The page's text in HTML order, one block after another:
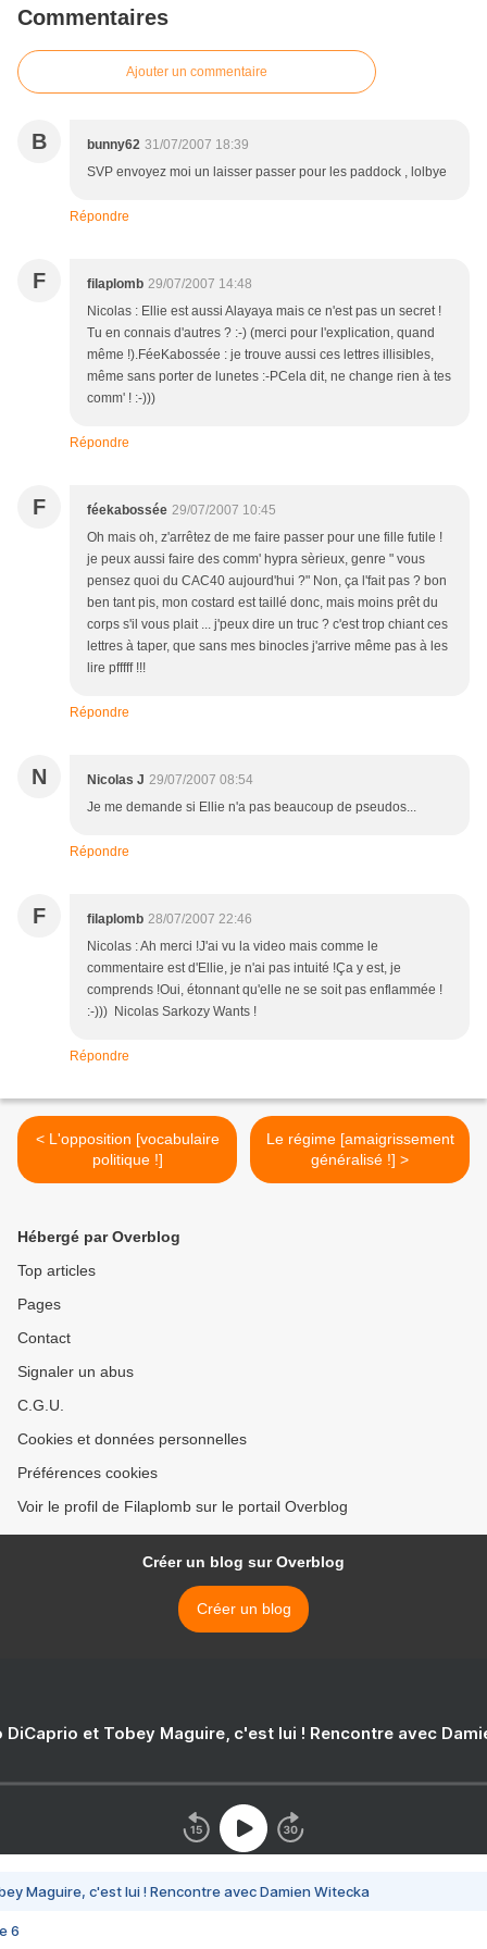
Commentaires
Ajouter un commentaire
B bunny62 31/07/2007 18:39
SVP envoyez moi un laisser passer pour les paddock , lolbye
Répondre
F filaplomb 29/07/2007 14:48
Nicolas : Ellie est aussi Alayaya mais ce n'est pas un secret !
Tu en connais d'autres ? :-) (merci pour l'explication, quand
même !).FéeKabossée : je trouve aussi ces lettres illisibles,
même sans porter de lunetes :-PCela dit, ne change rien à tes
comm' ! :-)))
Répondre
F féekabossée 29/07/2007 10:45
Oh mais oh, z'arrêtez de me faire passer pour une fille futile !
je peux aussi faire des comm' hypra sèrieux, genre " vous
pensez quoi du CAC40 aujourd'hui ?" Non, ça l'fait pas ? bon
ben tant pis, mon costard est taillé donc, mais moins prêt du
corps s'il vous plait ... j'peux dire un truc ? c'est trop chiant ces
lettres à taper, que sans mes binocles j'arrive même pas à les
lire pfffff !!!
Répondre
N Nicolas J 29/07/2007 08:54
Je me demande si Ellie n'a pas beaucoup de pseudos...
Répondre
F filaplomb 28/07/2007 22:46
Nicolas : Ah merci !J'ai vu la video mais comme le
commentaire est d'Ellie, je n'ai pas intuité !Ça y est, je
comprends !Oui, étonnant qu'elle ne se soit pas enflammée !
:-))) Nicolas Sarkozy Wants !
Répondre
< L'opposition [vocabulaire
politique !]
Le régime [amaigrissement
généralisé !] >
Hébergé par Overblog
Top articles
Pages
Contact
Signaler un abus
C.G.U.
Cookies et données personnelles
Préférences cookies
Voir le profil de Filaplomb sur le portail Overblog
Créer un blog sur Overblog
Créer un blog
DiCaprio et Tobey Maguire, c'est lui ! Rencontre avec
Maguire, c'est lui ! Rencontre avec Damien Witecka
6